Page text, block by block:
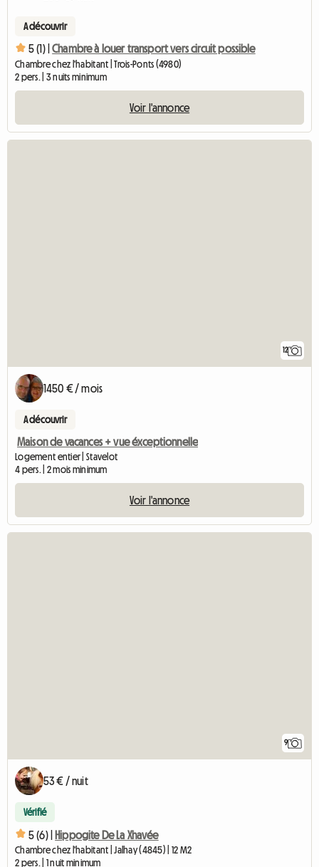
A découvrir
5 (1) | Chambre à louer transport vers circuit possible
Chambre chez l'habitant | Trois-Ponts (4980)
2 pers. | 3 nuits minimum
Voir l'annonce
12
1450 € / mois
A découvrir
Maison de vacances + vue éxceptionnelle
Logement entier | Stavelot
4 pers. | 2 mois minimum
Voir l'annonce
9
53 € / nuit
Vérifié
5 (6) | Hippogite De La Xhavée
Chambre chez l'habitant | Jalhay (4845) | 12 M2
2 pers. | 1 nuit minimum